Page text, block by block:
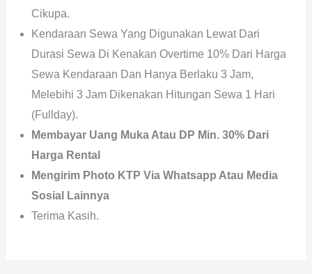
Cikupa.
Kendaraan Sewa Yang Digunakan Lewat Dari
Durasi Sewa Di Kenakan Overtime 10% Dari Harga
Sewa Kendaraan Dan Hanya Berlaku 3 Jam,
Melebihi 3 Jam Dikenakan Hitungan Sewa 1 Hari
(fullday).
Membayar Uang Muka Atau DP Min. 30% Dari
Harga Rental
Mengirim Photo KTP Via Whatsapp Atau Media
Sosial Lainnya
Terima Kasih.